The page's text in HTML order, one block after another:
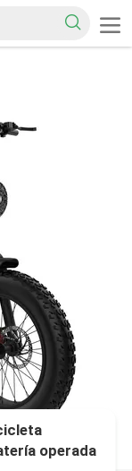
operada